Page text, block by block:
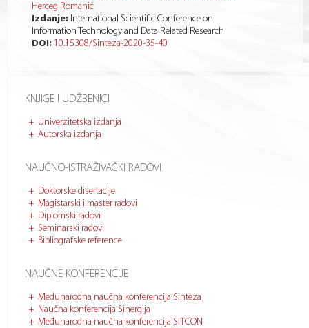
KNJIGE I UDŽBENICI
Univerzitetska izdanja
Autorska izdanja
NAUČNO-ISTRAŽIVAČKI RADOVI
Doktorske disertacije
Magistarski i master radovi
Diplomski radovi
Seminarski radovi
Bibliografske reference
NAUČNE KONFERENCIJE
Međunarodna naučna konferencija Sinteza
Naučna konferencija Sinergija
Međunarodna naučna konferencija SITCON
Herceg Romanić
Izdanje: International Scientific Conference on
Information Technology and Data Related Research
DOI: 10.15308/Sinteza-2020-35-40